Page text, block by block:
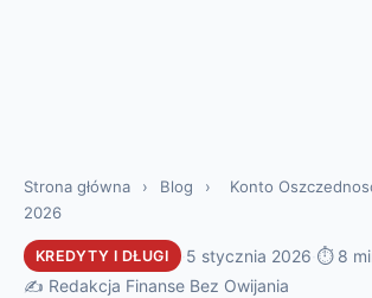
Strona główna › Blog ›
Konto
2026
KREDYTY I DŁUGI · 5 stycznia 2026 ⏱ 8
✍️ Redakcja Finanse Bez Owijania